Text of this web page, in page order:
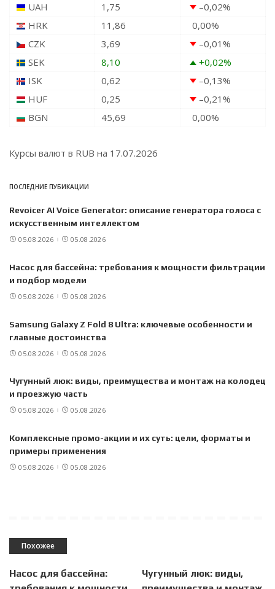
UAH
1,75 –0,02%
HRK
11,86 0,00%
CZK
3,69 –0,01%
SEK
8,10 +0,02%
ISK
0,62 –0,13%
HUF
0,25 –0,21%
BGN
45,69 0,00%
Курсы валют в RUB на 17.07.2026
ПОСЛЕДНИЕ ПУБИКАЦИИ
Revoicer AI Voice Generator: описание генератора голоса с
искусственным интеллектом
05.08.2026 05.08.2026
Насос для бассейна: требования к мощности фильтрации
и подбор модели
05.08.2026 05.08.2026
Samsung Galaxy Z Fold 8 Ultra: ключевые особенности и
главные достоинства
05.08.2026 05.08.2026
Чугунный люк: виды, преимущества и монтаж на колодец
и проезжую часть
05.08.2026 05.08.2026
Комплексные промо-акции и их суть: цели, форматы и
примеры применения
05.08.2026 05.08.2026
Похожее
Насос для бассейна:
Чугунный люк: виды,